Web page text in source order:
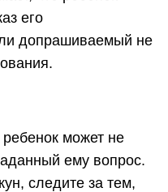
его
допрашиваемый не
может не
ему вопрос.
следите за тем,